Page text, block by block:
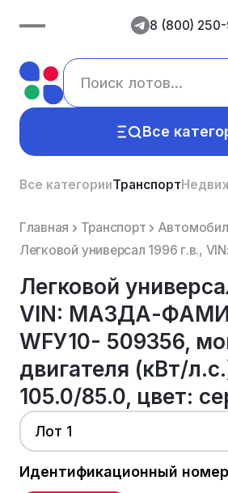
8 (800)
Все
Все категорииТранспорт
Главная Транспорт
Легковой
VIN: МАЗДА-
WFУ10- 509356,
двигателя (кВт/
105.0/85.0, цвет:
Лот 1
Идентификационный номер